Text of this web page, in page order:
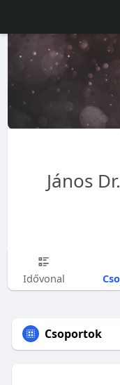
János
Idővonal
Csoportok